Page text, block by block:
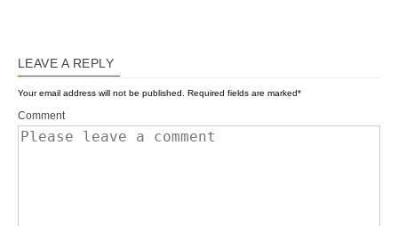
LEAVE A REPLY
Your email address will not be published. Required fields are marked*
Comment